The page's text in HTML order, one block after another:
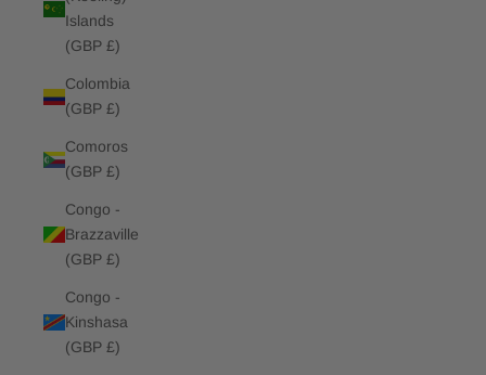
Islands
(GBP £)
Colombia
(GBP £)
Comoros
(GBP £)
Congo -
Brazzaville
(GBP £)
Congo -
Kinshasa
(GBP £)